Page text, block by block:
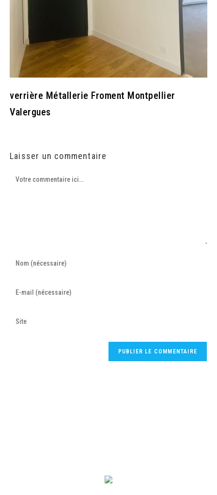
verrière Métallerie Froment Montpellier
Valergues
Laisser un commentaire